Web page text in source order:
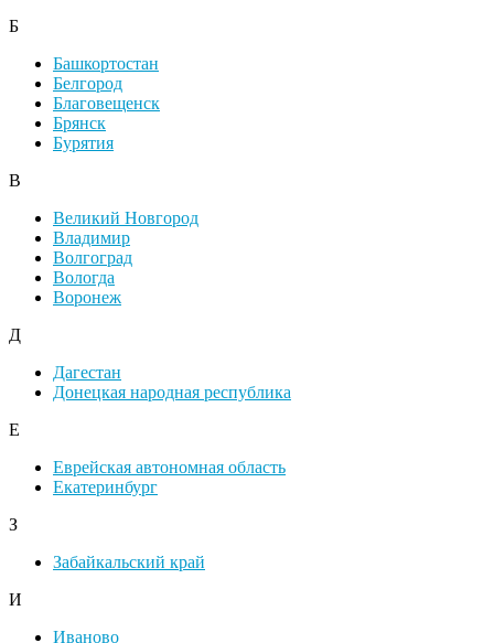
Б
Башкортостан
Белгород
Благовещенск
Брянск
Бурятия
В
Великий Новгород
Владимир
Волгоград
Вологда
Воронеж
Д
Дагестан
Донецкая народная республика
Е
Еврейская автономная область
Екатеринбург
З
Забайкальский край
И
Иваново